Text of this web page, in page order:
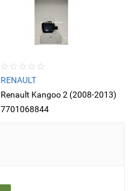
RENAULT
Renault Kangoo 2 (2008-2013)
7701068844